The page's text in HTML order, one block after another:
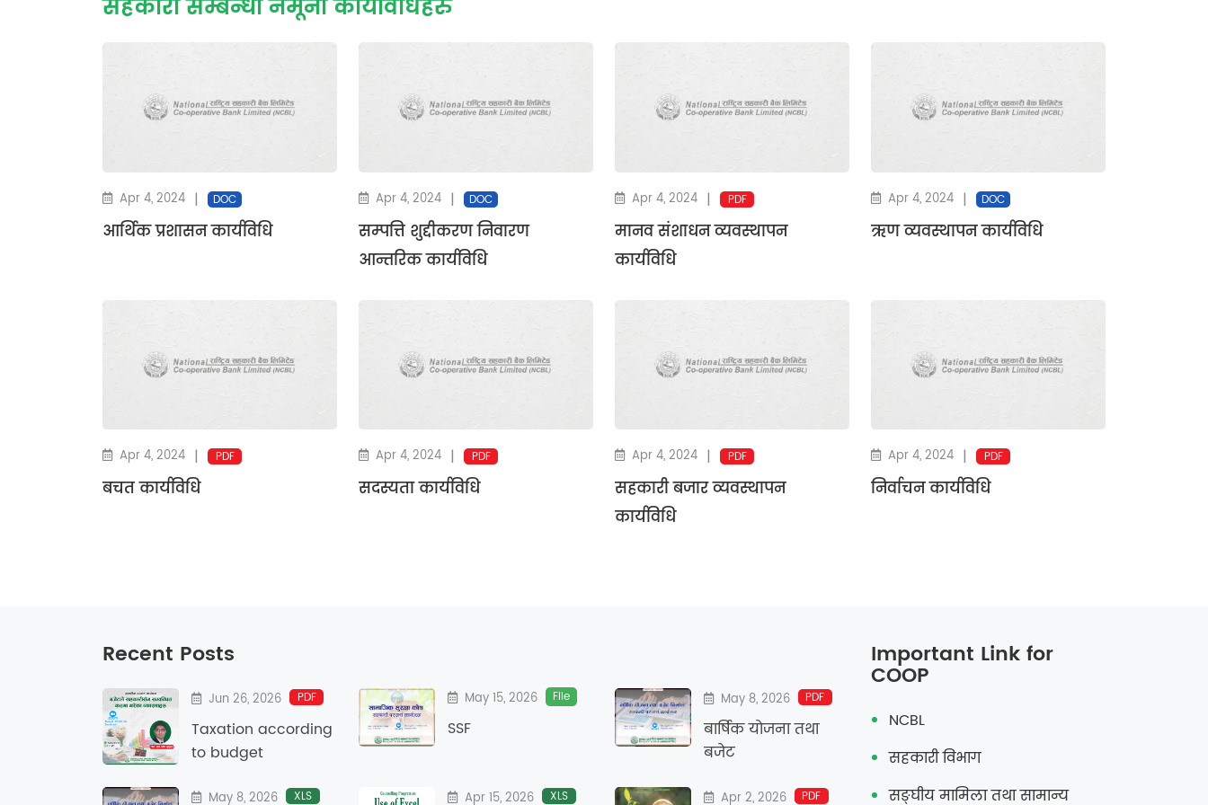
सहकारी सम्बन्धी नमूना कार्यविधिहरु
Apr 4, 2024 | DOC
आर्थिक प्रशासन कार्यविधि
Apr 4, 2024 | DOC
सम्पत्ति शुद्दीकरण निवारण
आन्तरिक कार्यविधि
Apr 4, 2024 | PDF
मानव संशाधन व्यवस्थापन
कार्यविधि
Apr 4, 2024 | DOC
ऋण व्यवस्थापन कार्यविधि
Apr 4, 2024 | PDF
बचत कार्यविधि
Apr 4, 2024 | PDF
सदस्यता कार्यविधि
Apr 4, 2024 | PDF
सहकारी बजार व्यवस्थापन
कार्यविधि
Apr 4, 2024 | PDF
निर्वाचन कार्यविधि
Recent Posts
Jun 26, 2026 PDF
Taxation according
to budget
May 15, 2026 File
SSF
May 8, 2026 PDF
बार्षिक याेजना तथा
बजेट
May 8, 2026 XLS Apr 15, 2026 XLS Apr 2, 2026 PDF
Important Link for
COOP
NCBL
सहकारी विभाग
सङ्‍घीय मामिला तथा सामान्य